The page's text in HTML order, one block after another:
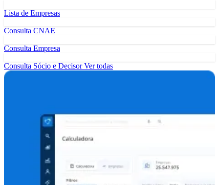
Lista de Empresas
Consulta CNAE
Consulta Empresa
Consulta Sócio e DecisorVer todas